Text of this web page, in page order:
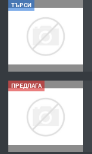
ТЪРСИ
ПРЕДЛАГА